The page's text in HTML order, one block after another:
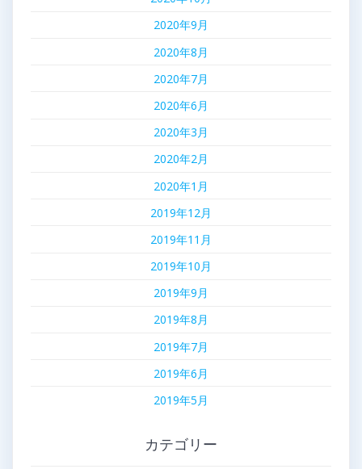
2020年9月
2020年8月
2020年7月
2020年6月
2020年3月
2020年2月
2020年1月
2019年12月
2019年11月
2019年10月
2019年9月
2019年8月
2019年7月
2019年6月
2019年5月
カテゴリー